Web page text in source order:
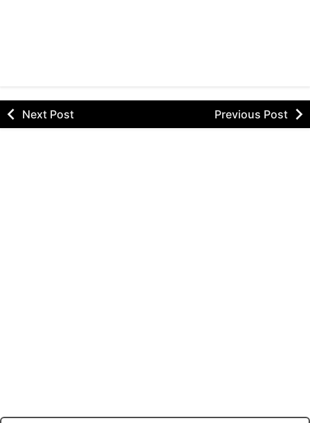
Next Post Previous Post